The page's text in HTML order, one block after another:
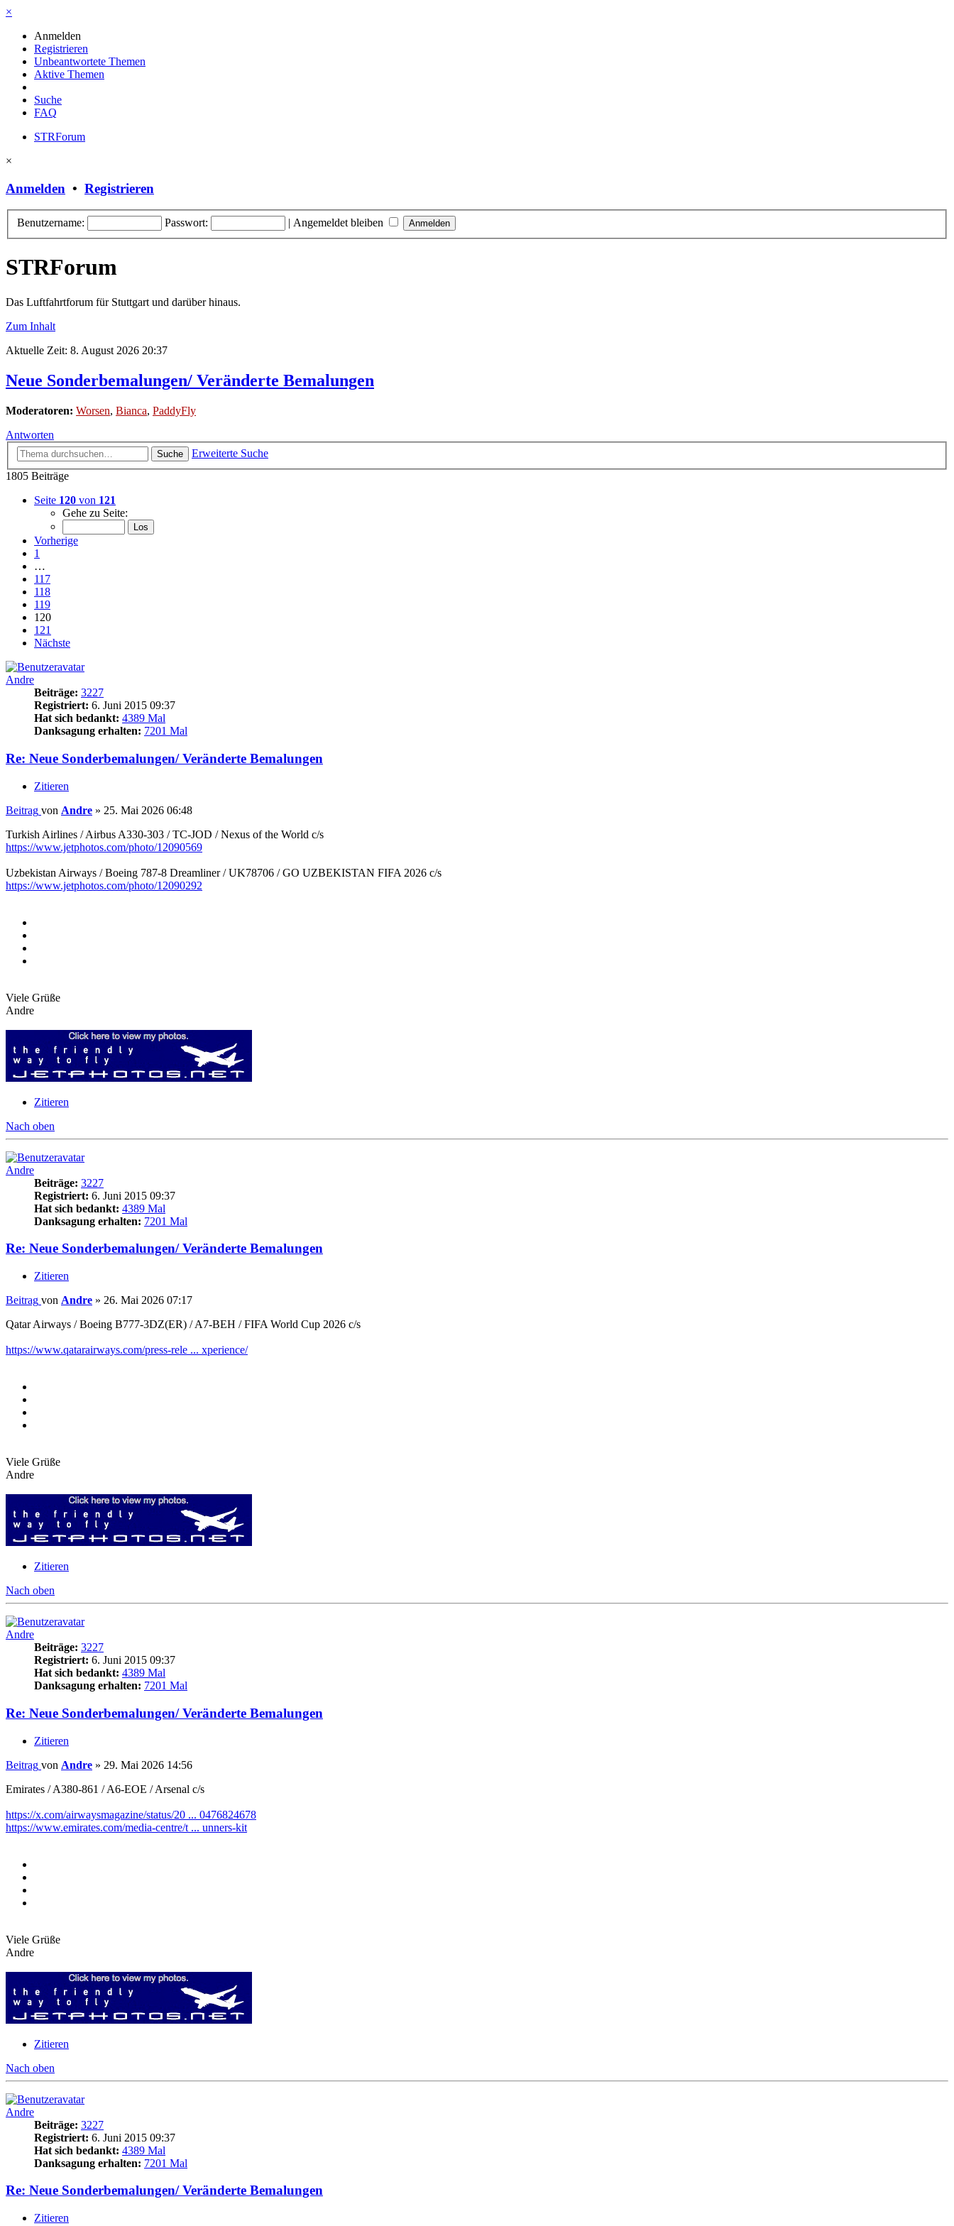
×
Anmelden
Registrieren
Unbeantwortete Themen
Aktive Themen
Suche
FAQ
STRForum
×
Anmelden • Registrieren
Benutzername: Passwort: | Angemeldet bleiben
STRForum
Das Luftfahrtforum für Stuttgart und darüber hinaus.
Zum Inhalt
Aktuelle Zeit: 8. August 2026 20:37
Neue Sonderbemalungen/ Veränderte Bemalungen
Moderatoren: Worsen, Bianca, PaddyFly
Antworten
Suche
Erweiterte Suche
1805 Beiträge
Seite 120 von 121
Gehe zu Seite:
Vorherige
1
…
117
118
119
120
121
Nächste
Andre
Beiträge: 3227
Registriert: 6. Juni 2015 09:37
Hat sich bedankt: 4389 Mal
Danksagung erhalten: 7201 Mal
Re: Neue Sonderbemalungen/ Veränderte Bemalungen
Zitieren
Beitrag von Andre » 25. Mai 2026 06:48
Turkish Airlines / Airbus A330-303 / TC-JOD / Nexus of the World c/s
https://www.jetphotos.com/photo/12090569
Uzbekistan Airways / Boeing 787-8 Dreamliner / UK78706 / GO UZBEKISTAN FIFA 2026 c/s
https://www.jetphotos.com/photo/12090292
Viele Grüße
Andre
Zitieren
Nach oben
Andre
Beiträge: 3227
Registriert: 6. Juni 2015 09:37
Hat sich bedankt: 4389 Mal
Danksagung erhalten: 7201 Mal
Re: Neue Sonderbemalungen/ Veränderte Bemalungen
Zitieren
Beitrag von Andre » 26. Mai 2026 07:17
Qatar Airways / Boeing B777-3DZ(ER) / A7-BEH / FIFA World Cup 2026 c/s
https://www.qatarairways.com/press-rele ... xperience/
Viele Grüße
Andre
Zitieren
Nach oben
Andre
Beiträge: 3227
Registriert: 6. Juni 2015 09:37
Hat sich bedankt: 4389 Mal
Danksagung erhalten: 7201 Mal
Re: Neue Sonderbemalungen/ Veränderte Bemalungen
Zitieren
Beitrag von Andre » 29. Mai 2026 14:56
Emirates / A380-861 / A6-EOE / Arsenal c/s
https://x.com/airwaysmagazine/status/20 ... 0476824678
https://www.emirates.com/media-centre/t ... unners-kit
Viele Grüße
Andre
Zitieren
Nach oben
Andre
Beiträge: 3227
Registriert: 6. Juni 2015 09:37
Hat sich bedankt: 4389 Mal
Danksagung erhalten: 7201 Mal
Re: Neue Sonderbemalungen/ Veränderte Bemalungen
Zitieren